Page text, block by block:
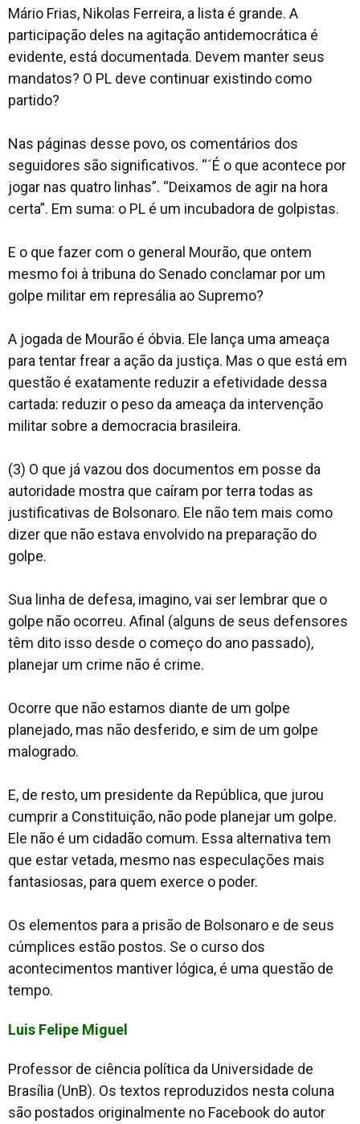
Mário Frias, Nikolas Ferreira, a lista é grande. A
participação deles na agitação antidemocrática é
evidente, está documentada. Devem manter seus
mandatos? O PL deve continuar existindo como
partido?
Nas páginas desse povo, os comentários dos
seguidores são significativos. “´É o que acontece por
jogar nas quatro linhas”. “Deixamos de agir na hora
certa”. Em suma: o PL é um incubadora de golpistas.
E o que fazer com o general Mourão, que ontem
mesmo foi à tribuna do Senado conclamar por um
golpe militar em represália ao Supremo?
A jogada de Mourão é óbvia. Ele lança uma ameaça
para tentar frear a ação da justiça. Mas o que está em
questão é exatamente reduzir a efetividade dessa
cartada: reduzir o peso da ameaça da intervenção
militar sobre a democracia brasileira.
(3) O que já vazou dos documentos em posse da
autoridade mostra que caíram por terra todas as
justificativas de Bolsonaro. Ele não tem mais como
dizer que não estava envolvido na preparação do
golpe.
Sua linha de defesa, imagino, vai ser lembrar que o
golpe não ocorreu. Afinal (alguns de seus defensores
têm dito isso desde o começo do ano passado),
planejar um crime não é crime.
Ocorre que não estamos diante de um golpe
planejado, mas não desferido, e sim de um golpe
malogrado.
E, de resto, um presidente da República, que jurou
cumprir a Constituição, não pode planejar um golpe.
Ele não é um cidadão comum. Essa alternativa tem
que estar vetada, mesmo nas especulações mais
fantasiosas, para quem exerce o poder.
Os elementos para a prisão de Bolsonaro e de seus
cúmplices estão postos. Se o curso dos
acontecimentos mantiver lógica, é uma questão de
tempo.
Luis Felipe Miguel
Professor de ciência política da Universidade de
Brasília (UnB). Os textos reproduzidos nesta coluna
são postados originalmente no Facebook do autor